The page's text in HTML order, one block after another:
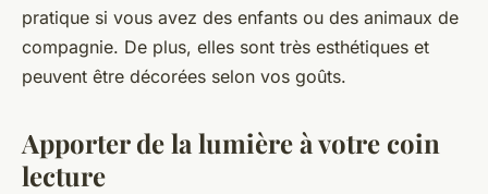
pratique si vous avez des enfants ou des animaux de
compagnie. De plus, elles sont très esthétiques et
peuvent être décorées selon vos goûts.
Apporter de la lumière à votre coin
lecture